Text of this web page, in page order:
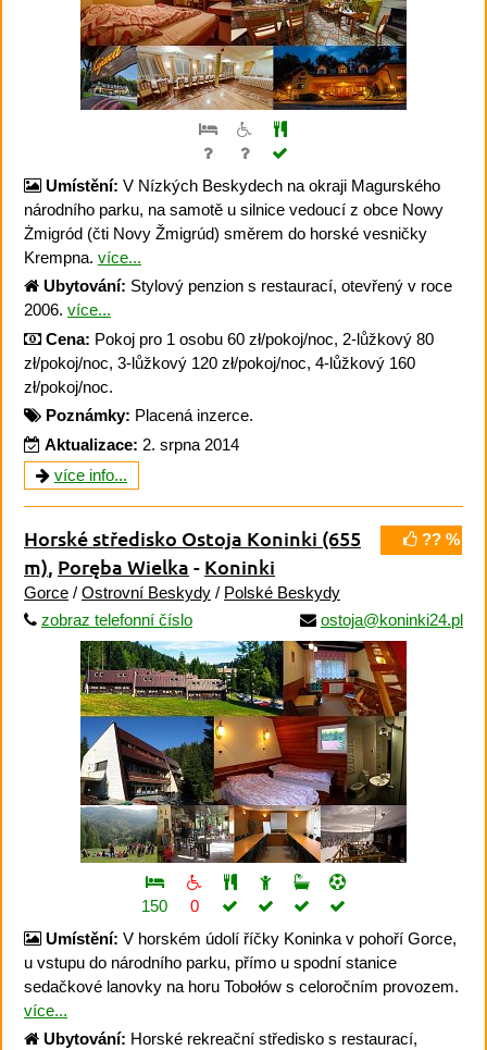
Umístění: V Nízkých Beskydech na okraji Magurského
národního parku, na samotě u silnice vedoucí z obce Nowy
Żmigród (čti Novy Žmigrúd) směrem do horské vesničky
Krempna. více...
Ubytování: Stylový penzion s restaurací, otevřený v roce
2006. více...
Cena: Pokoj pro 1 osobu 60 zł/pokoj/noc, 2-lůžkový 80
zł/pokoj/noc, 3-lůžkový 120 zł/pokoj/noc, 4-lůžkový 160
zł/pokoj/noc.
Poznámky: Placená inzerce.
Aktualizace: 2. srpna 2014
více info...
?? %
Horské středisko Ostoja Koninki (655
m), Poręba Wielka - Koninki
Gorce / Ostrovní Beskydy / Polské Beskydy
zobraz telefonní číslo
ostoja@koninki24.pl
150
0
Umístění: V horském údolí říčky Koninka v pohoří Gorce,
u vstupu do národního parku, přímo u spodní stanice
sedačkové lanovky na horu Tobołów s celoročním provozem.
více...
Ubytování: Horské rekreační středisko s restaurací,